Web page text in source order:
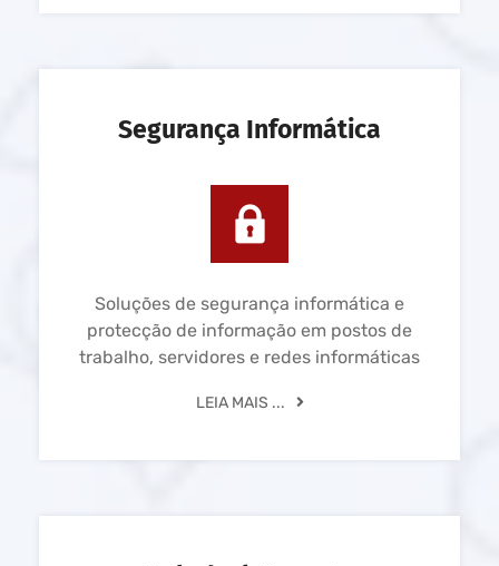
Segurança Informática
Soluções de segurança informática e
protecção de informação em postos de
trabalho, servidores e redes informáticas
LEIA MAIS ...